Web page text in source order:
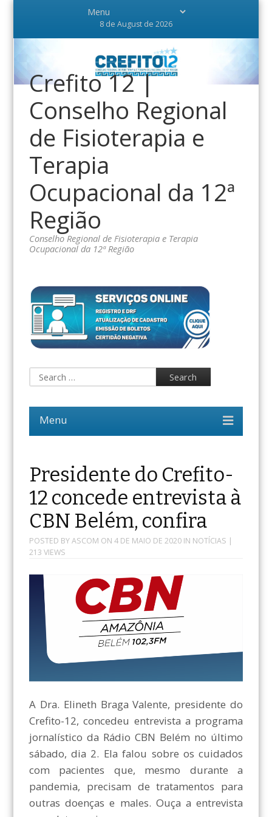
8 de August de 2026
Crefito 12 |
Conselho Regional
de Fisioterapia e
Terapia
Ocupacional da 12ª
Região
Conselho Regional de Fisioterapia e Terapia
Ocupacional da 12ª Região
Presidente do Crefito-
12 concede entrevista à
CBN Belém, confira
POSTED BYASCOM ON 4 DE MAIO DE 2020IN NOTÍCIAS |
213 VIEWS
A Dra. Elineth Braga Valente, presidente do
Crefito-12, concedeu entrevista a programa
jornalístico da Rádio CBN Belém no último
sábado, dia 2. Ela falou sobre os cuidados
com pacientes que, mesmo durante a
pandemia, precisam de tratamentos para
outras doenças e males. Ouça a entrevista